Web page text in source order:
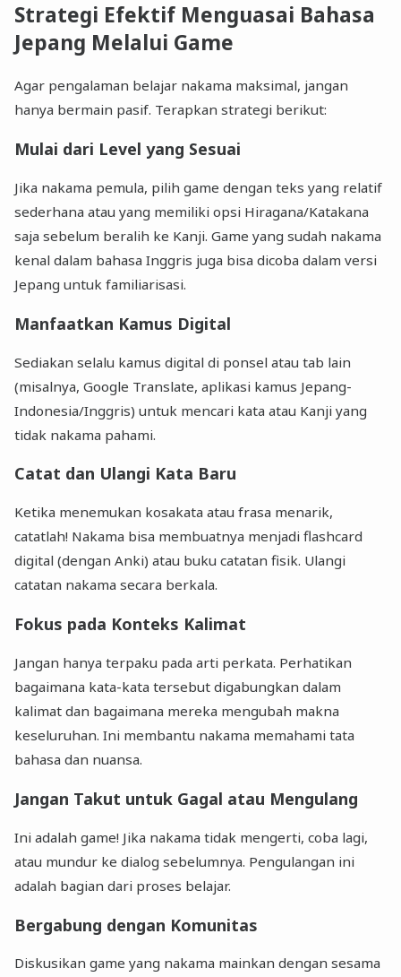
Strategi Efektif Menguasai Bahasa
Jepang Melalui Game
Agar pengalaman belajar nakama maksimal, jangan
hanya bermain pasif. Terapkan strategi berikut:
Mulai dari Level yang Sesuai
Jika nakama pemula, pilih game dengan teks yang relatif
sederhana atau yang memiliki opsi Hiragana/Katakana
saja sebelum beralih ke Kanji. Game yang sudah nakama
kenal dalam bahasa Inggris juga bisa dicoba dalam versi
Jepang untuk familiarisasi.
Manfaatkan Kamus Digital
Sediakan selalu kamus digital di ponsel atau tab lain
(misalnya, Google Translate, aplikasi kamus Jepang-
Indonesia/Inggris) untuk mencari kata atau Kanji yang
tidak nakama pahami.
Catat dan Ulangi Kata Baru
Ketika menemukan kosakata atau frasa menarik,
catatlah! Nakama bisa membuatnya menjadi flashcard
digital (dengan Anki) atau buku catatan fisik. Ulangi
catatan nakama secara berkala.
Fokus pada Konteks Kalimat
Jangan hanya terpaku pada arti perkata. Perhatikan
bagaimana kata-kata tersebut digabungkan dalam
kalimat dan bagaimana mereka mengubah makna
keseluruhan. Ini membantu nakama memahami tata
bahasa dan nuansa.
Jangan Takut untuk Gagal atau Mengulang
Ini adalah game! Jika nakama tidak mengerti, coba lagi,
atau mundur ke dialog sebelumnya. Pengulangan ini
adalah bagian dari proses belajar.
Bergabung dengan Komunitas
Diskusikan game yang nakama mainkan dengan sesama